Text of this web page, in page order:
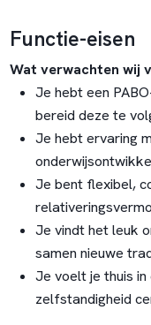
Functie-eisen
Wat verwachten wij
Je hebt een
bereid deze te
Je hebt ervaring
Je bent flexibel,
Je vindt het leuk
samen nieuwe
Je voelt je thuis
zelfstandigheid